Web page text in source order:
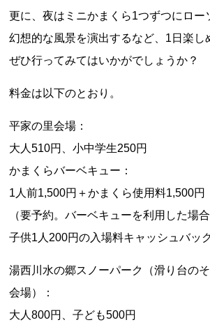
更に、夜はミニかまくら1つずつにロー
幻想的な風景を演出するなど、1日楽し
ぜひ行ってみてはいかがでしょうか？
料金は以下のとおり。
平家の里会場：
大人510円、小中学生250円
かまくらバーベキュー：
1人前1,500円＋かまくら使用料1,500円
（要予約。バーベキューを利用した場
子供1人200円の入場料キャッシュバッ
湯西川水の郷スノーパーク（滑り台の
会場）：
大人800円、子ども500円